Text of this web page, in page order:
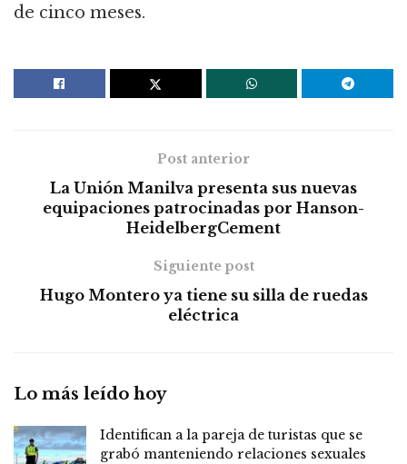
de cinco meses.
Post anterior
La Unión Manilva presenta sus nuevas
equipaciones patrocinadas por Hanson-
HeidelbergCement
Siguiente post
Hugo Montero ya tiene su silla de ruedas
eléctrica
Lo más leído hoy
Identifican a la pareja de turistas que se
grabó manteniendo relaciones sexuales